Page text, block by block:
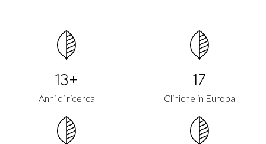
20+
Anni di ricerca
31
Cliniche in Europa